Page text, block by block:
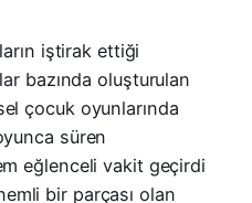
iştirak ettiği
bazında oluşturulan
çocuk oyunlarında
süren
eğlenceli vakit geçirdi
bir parçası olan